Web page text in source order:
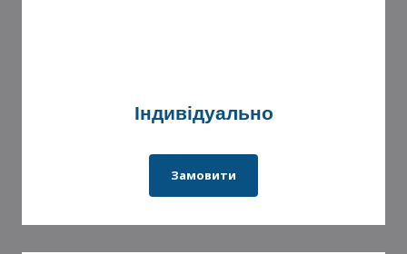
Індивідуально
Замовити